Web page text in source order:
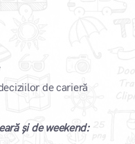
de carieră
și de weekend: